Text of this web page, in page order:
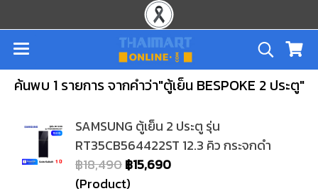
ค้นพบ 1 รายการ จากคำว่า"ตู้เย็น BESPOKE 2 ประตู"
SAMSUNG ตู้เย็น 2 ประตู รุ่น
RT35CB564422ST 12.3 คิว กระจกดำ
฿18,490฿15,690
(Product)